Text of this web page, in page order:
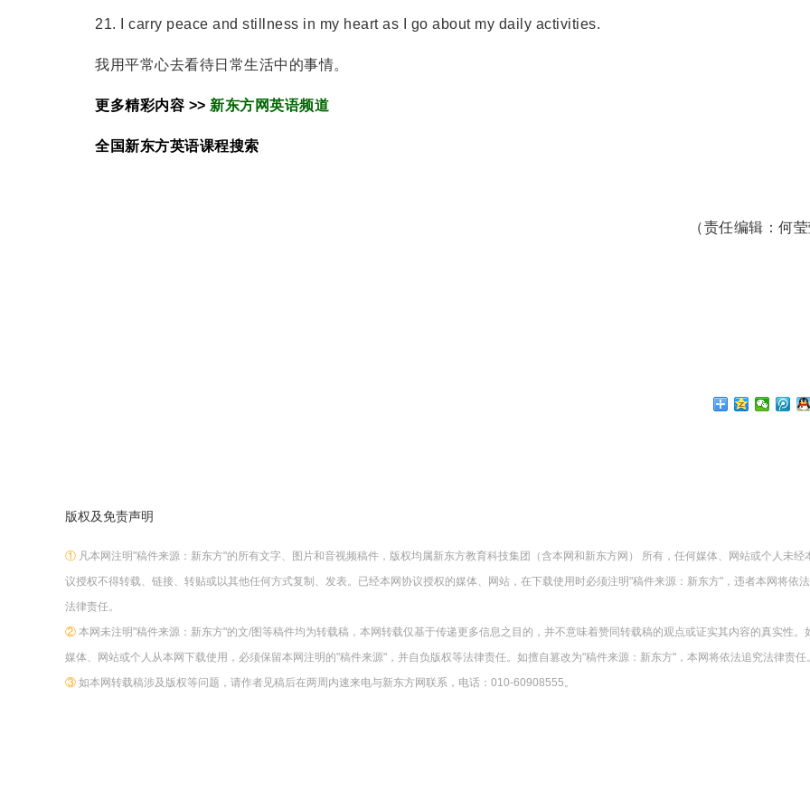
21. I carry peace and stillness in my heart as I go about my daily activities.
我用平常心去看待日常生活中的事情。
更多精彩内容 >> 新东方网英语频道
全国新东方英语课程搜索
（责任编辑：何
版权及免责声明
① 凡本网注明"稿件来源：新东方"的所有文字、图片和音视频稿件，版权均属新东方教育科技集团（含本网和新东方网） 所有，任何媒体、网站或个人未经
议授权不得转载、链接、转贴或以其他任何方式复制、发表。已经本网协议授权的媒体、网站，在下载使用时必须注明"稿件来源：新东方"，违者本网将依
法律责任。
② 本网未注明"稿件来源：新东方"的文/图等稿件均为转载稿，本网转载仅基于传递更多信息之目的，并不意味着赞同转载稿的观点或证实其内容的真实性。
媒体、网站或个人从本网下载使用，必须保留本网注明的"稿件来源"，并自负版权等法律责任。如擅自篡改为"稿件来源：新东方"，本网将依法追究法律责任
③ 如本网转载稿涉及版权等问题，请作者见稿后在两周内速来电与新东方网联系，电话：010-60908555。